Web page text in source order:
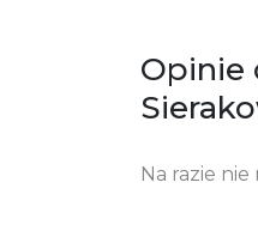
Opinie
Na razie